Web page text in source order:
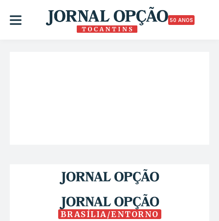
50 ANOS
BRASÍLIA/ENTORNO